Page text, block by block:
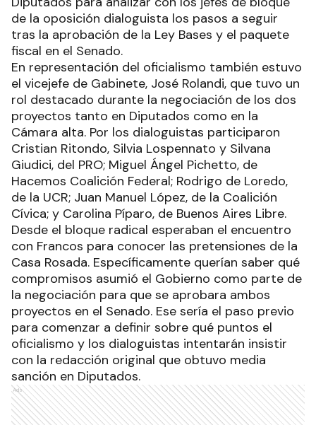
de la oposición dialoguista los pasos a seguir
tras la aprobación de la Ley Bases y el paquete
fiscal en el Senado.
En representación del oficialismo también estuvo
el vicejefe de Gabinete, José Rolandi, que tuvo un
rol destacado durante la negociación de los dos
proyectos tanto en Diputados como en la
Cámara alta. Por los dialoguistas participaron
Cristian Ritondo, Silvia Lospennato y Silvana
Giudici, del PRO; Miguel Ángel Pichetto, de
Hacemos Coalición Federal; Rodrigo de Loredo,
de la UCR; Juan Manuel López, de la Coalición
Cívica; y Carolina Píparo, de Buenos Aires Libre.
Desde el bloque radical esperaban el encuentro
con Francos para conocer las pretensiones de la
Casa Rosada. Específicamente querían saber qué
compromisos asumió el Gobierno como parte de
la negociación para que se aprobara ambos
proyectos en el Senado. Ese sería el paso previo
para comenzar a definir sobre qué puntos el
oficialismo y los dialoguistas intentarán insistir
con la redacción original que obtuvo media
sanción en Diputados.
Ads